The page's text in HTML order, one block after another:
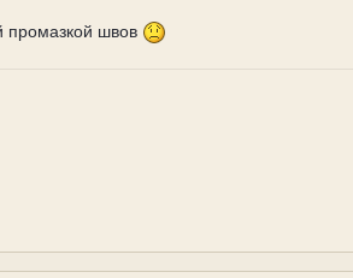
промазкой швов